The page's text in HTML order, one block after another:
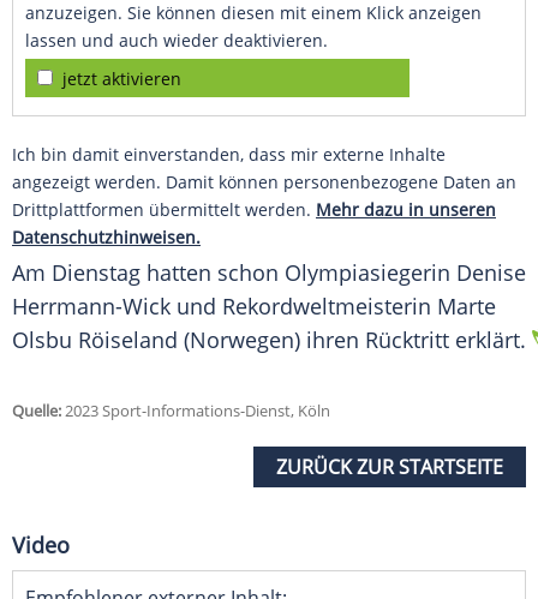
anzuzeigen. Sie können diesen mit einem Klick anzeigen
lassen und auch wieder deaktivieren.
jetzt aktivieren
Ich bin damit einverstanden, dass mir externe Inhalte
angezeigt werden. Damit können personenbezogene Daten an
Drittplattformen übermittelt werden. Mehr dazu in unseren
Datenschutzhinweisen.
Am Dienstag hatten schon Olympiasiegerin Denise
Herrmann-Wick und Rekordweltmeisterin Marte
Olsbu Röiseland (Norwegen) ihren Rücktritt erklärt.
Quelle:2023 Sport-Informations-Dienst, Köln
ZURÜCK ZUR STARTSEITE
Video